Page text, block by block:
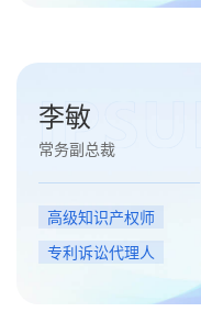
李敏
常务副总裁
高级知识产权师
专利诉讼代理人